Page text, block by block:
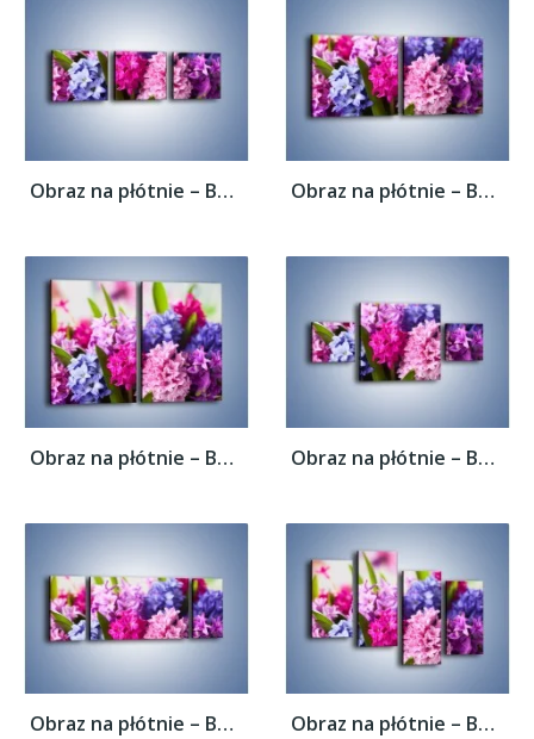
Obraz na płótnie – Bajkowy świat hiacyntów... Obraz na płótnie – Bajkowy świat hiacyntów...
Obraz na płótnie – Bajkowy świat hiacyntów... Obraz na płótnie – Bajkowy świat hiacyntów...
Obraz na płótnie – Bajkowy świat hiacyntów... Obraz na płótnie – Bajkowy świat hiacyntów...